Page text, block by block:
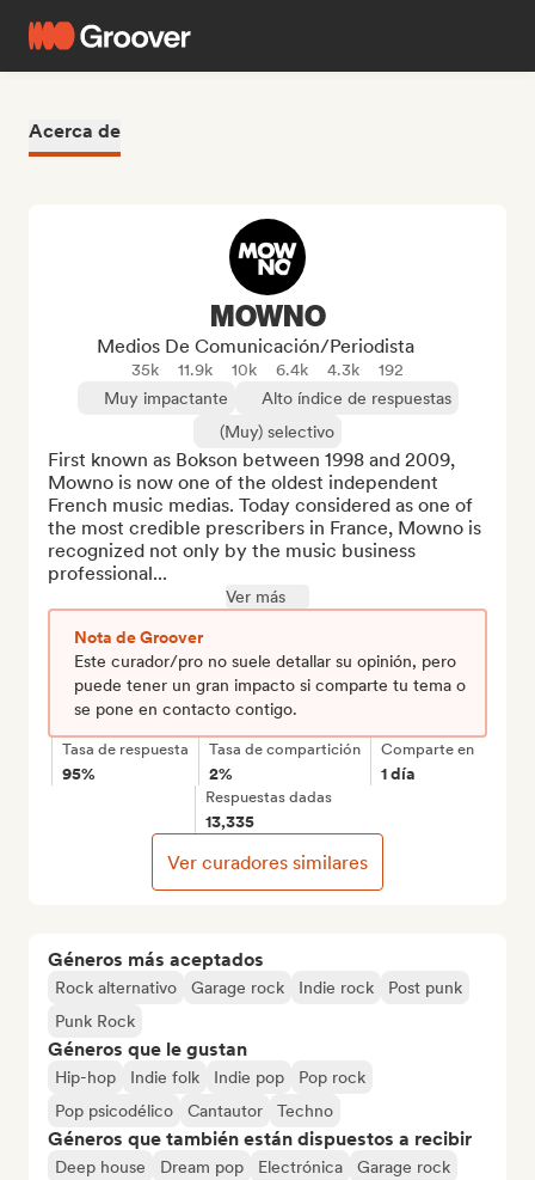
Acerca de
Géneros más aceptados
Rock alternativo Garage rock Indie rock
Post punk
Punk Rock
Géneros que le gustan
Hip-hop Indie folk Indie pop
Pop rock
Pop psicodélico
Cantautor Techno
Géneros que también están dispuestos a recibir
Deep house Dream pop Electrónica
Garage rock
MOWNO
Medios De Comunicación/Periodista
35k 11.9k 10k 6.4k 4.3k
192
Muy impactante
Alto índice de respuestas
(Muy) selectivo
First known as Bokson between 1998 and 2009,
Mowno is now one of the oldest independent
French music medias. Today considered as one of
the most credible prescribers in France, Mowno is
recognized not only by the music business
professional...
Ver más
Nota de Groover
Este curador/pro no suele detallar su opinión, pero
puede tener un gran impacto si comparte tu tema o
se pone en contacto contigo.
Tasa de respuesta
95%
Tasa de compartición
2%
Comparte en
1 día
Respuestas dadas
13,335
Ver curadores similares